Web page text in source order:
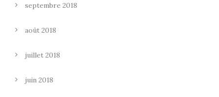
septembre 2018
août 2018
juillet 2018
juin 2018